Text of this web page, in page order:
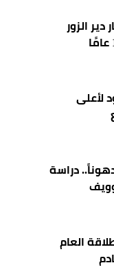
الزور
لأعلى
دراسة
انطلاقة العام